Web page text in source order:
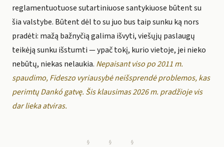
reglamentuotuose sutartiniuose santykiuose būtent su
šia valstybe. Būtent dėl to su juo bus taip sunku ką nors
pradėti: mažą bažnyčią galima išvyti, viešųjų paslaugų
teikėją sunku išstumti — ypač tokį, kurio vietoje, jei nieko
nebūtų, niekas nelaukia. Nepaisant viso po 2011 m.
spaudimo, Fideszo vyriausybė neišsprendė problemos, kas
perimtų Dankó gatvę. Šis klausimas 2026 m. pradžioje vis
dar lieka atviras.
§ § §